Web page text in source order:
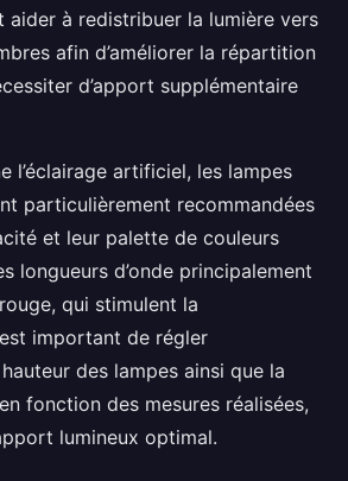
aider à redistribuer la lumière vers
afin d’améliorer la répartition
d’apport supplémentaire
l’éclairage artificiel, les lampes
particulièrement recommandées
et leur palette de couleurs
longueurs d’onde principalement
qui stimulent la
important de régler
des lampes ainsi que la
fonction des mesures réalisées,
lumineux optimal.